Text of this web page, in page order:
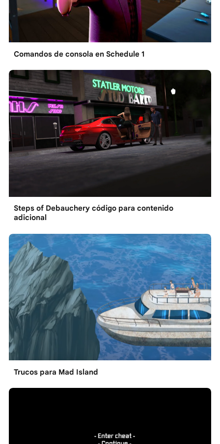
Comandos de consola en Schedule 1
Steps of Debauchery código para contenido
adicional
Trucos para Mad Island